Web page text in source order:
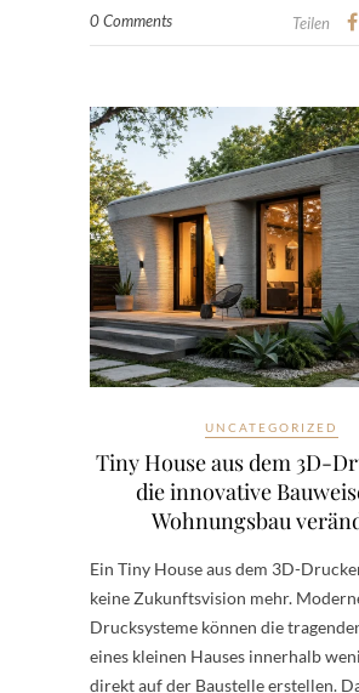
0 Comments Teilen
UNCATEGORIZED
Tiny House aus dem 3D-
die innovative
Wohnungsbau
Ein Tiny House aus dem 3D-
keine Zukunftsvision mehr.
Drucksysteme können die
eines kleinen Hauses innerhalb
direkt auf der Baustelle erstellen.